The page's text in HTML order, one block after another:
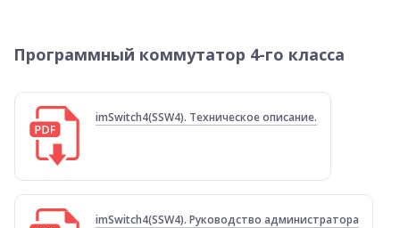
Программный коммутатор 4-го класса
imSwitch4(SSW4). Техническое описание.
imSwitch4(SSW4). Руководство администратора